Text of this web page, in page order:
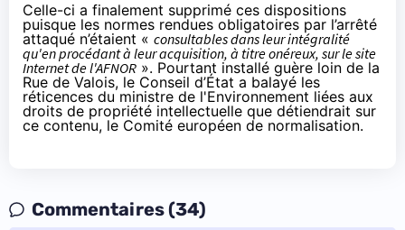
Celle-ci a finalement supprimé ces dispositions
puisque les normes rendues obligatoires par l’arrêté
attaqué n’étaient « consultablesdans leur intégralité
qu'en procédant à leur acquisition, à titre onéreux, sur le site
Internet de l'AFNOR ». Pourtant installé guère loin de la
Rue de Valois, le Conseil d’État a balayé les
réticences du ministre de l'Environnement liées aux
droits de propriété intellectuelle que détiendrait sur
ce contenu, le Comité européen de normalisation.
Commentaires (34)